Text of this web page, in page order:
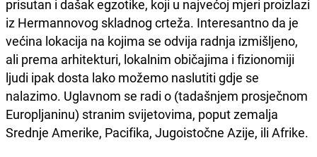
prisutan i dašak egzotike, koji u najvećoj mjeri proizlazi
iz Hermannovog skladnog crteža. Interesantno da je
većina lokacija na kojima se odvija radnja izmišljeno,
ali prema arhitekturi, lokalnim običajima i fizionomiji
ljudi ipak dosta lako možemo naslutiti gdje se
nalazimo. Uglavnom se radi o (tadašnjem prosječnom
Europljaninu) stranim svijetovima, poput zemalja
Srednje Amerike, Pacifika, Jugoistočne Azije, ili Afrike.